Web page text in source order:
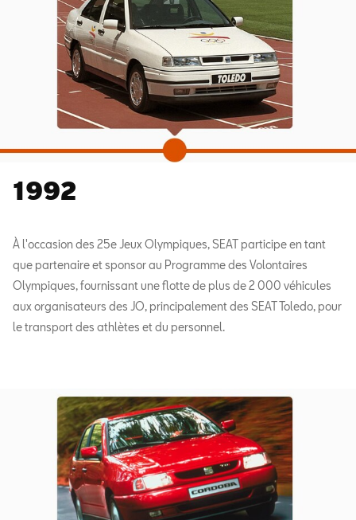
1992
À l'occasion des 25e Jeux Olympiques, SEAT participe en tant
que partenaire et sponsor au Programme des Volontaires
Olympiques, fournissant une flotte de plus de 2 000 véhicules
aux organisateurs des JO, principalement des SEAT Toledo, pour
le transport des athlètes et du personnel.